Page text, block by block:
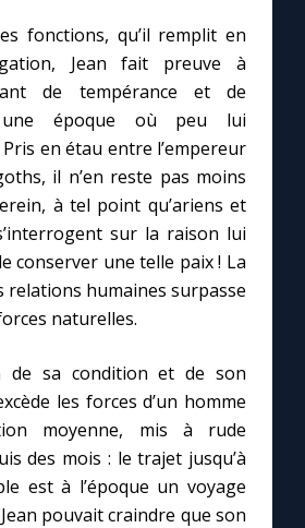
fonctions, qu’il remplit en
Jean fait preuve à
de tempérance et de
époque où peu lui
en étau entre l’empereur
il n’en reste pas moins
à tel point qu’ariens et
sur la raison lui
conserver une telle paix ! La
relations humaines surpasse
naturelles.
de sa condition et de son
les forces d’un homme
moyenne, mis à rude
des mois : le trajet jusqu’à
est à l’époque un voyage
pouvait craindre que son